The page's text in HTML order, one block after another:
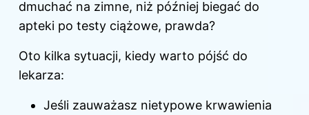
dmuchać na zimne, niż później biegać do
apteki po testy ciążowe, prawda?
Oto kilka sytuacji, kiedy warto pójść do
lekarza:
Jeśli zauważasz nietypowe krwawienia